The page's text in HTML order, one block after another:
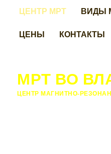
ЦЕНТР МРТ
ВИДЫ
ЦЕНЫ
КОНТАКТЫ
МРТ ВО
ЦЕНТР МАГНИТНО-